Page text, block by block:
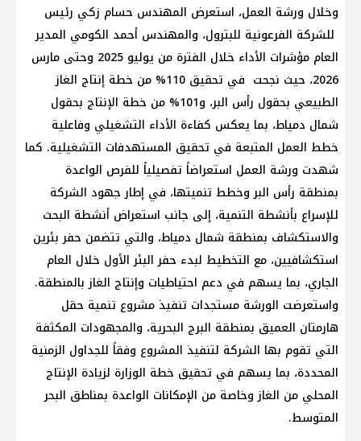
وخلال ورشة العمل، استعرض المهندس حسام زكي رئيس
للشركة الفرعونية للبترول، والمهندس أحمد الكومي المدير
العام مؤشرات الأداء خلال الفترة من يوليو 2025 وحتى مارس
2026، حيث نجحت في تحقيق 110% من خطة إنتاج الغاز
الطبيعي بحقول رأس البر، و101% من خطة الإنتاج بحقول
شمال دمياط، بما يعكس كفاءة الأداء التشغيلي وفاعلية
خطط العمل المتبعة في تحقيق المستهدفات التشغيلية. كما
شهدت ورشة العمل استعراضاً تفصيلياً للفرص الواعدة
بمنطقة رأس البر وخطط تنميتها، في إطار جهود الشركة
للإسراع بأنشطة التنمية، إلى جانب استعراض أنشطة البحث
والاستكشاف بمنطقة شمال دمياط، والتي تتضمن حفر بئرين
استكشافيين، مع التخطيط لبدء حفر البئر الأول خلال العام
الجاري، بما يسهم في دعم احتياطيات وإنتاج الغاز بالمنطقة.
واستعرضت الورشة مستجدات تنفيذ مشروع تنمية حقل
هارمتان العميق بمنطقة البرج البحرية، والمجهودات المكثفة
التي تقوم بها الشركة لتنفيذ المشروع وفقاً للجداول الزمنية
المحددة، بما يسهم في تحقيق خطة الوزارة لزيادة الإنتاج
المحلي من الغاز وخاصة من الإمكانات الواعدة بمناطق البحر
المتوسط.